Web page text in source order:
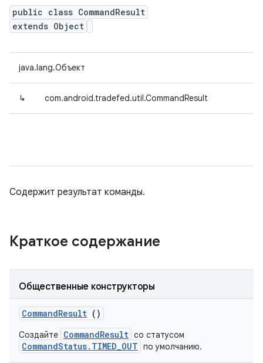
public class CommandResult
extends Object
java.lang.Объект
↳ com.android.tradefed.util.CommandResult
Содержит результат команды.
Краткое содержание
Общественные конструкторы
CommandResult ()
Создайте CommandResult со статусом
CommandStatus.TIMED_OUT по умолчанию.